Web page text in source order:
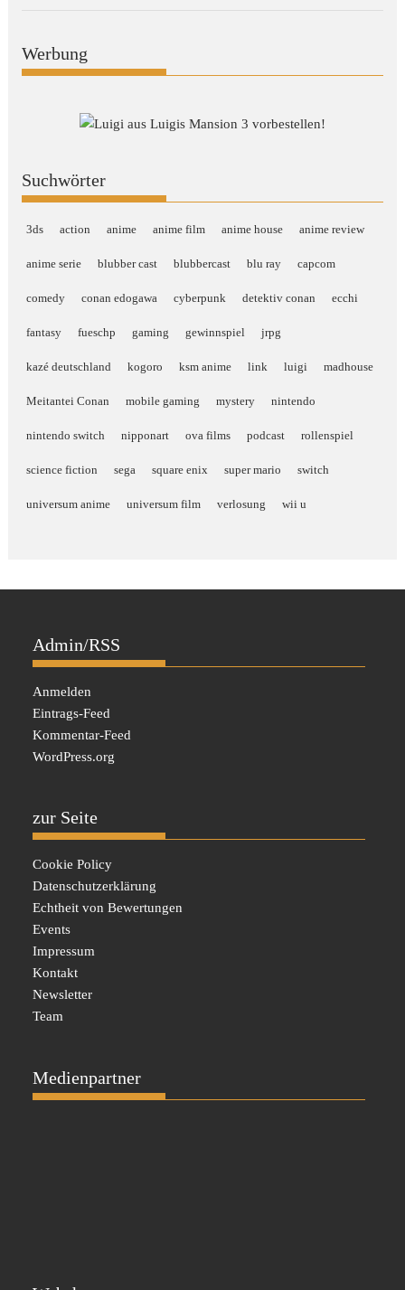
Werbung
Suchwörter
3ds action anime anime film anime house anime review
anime serie blubber cast blubbercast blu ray capcom
comedy conan edogawa cyberpunk detektiv conan ecchi
fantasy fueschp gaming gewinnspiel jrpg
kazé deutschland kogoro ksm anime link luigi madhouse
Meitantei Conan mobile gaming mystery nintendo
nintendo switch nipponart ova films podcast rollenspiel
science fiction sega square enix super mario switch
universum anime universum film verlosung wii u
Admin/RSS
Anmelden
Eintrags-Feed
Kommentar-Feed
WordPress.org
zur Seite
Cookie Policy
Datenschutzerklärung
Echtheit von Bewertungen
Events
Impressum
Kontakt
Newsletter
Team
Medienpartner